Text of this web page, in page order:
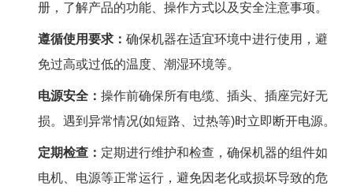
册，了解产品的功能、操作方式以及安全注意事项。
遵循使用要求： 确保机器在适宜环境中进行使用，避
免过高或过低的温度、潮湿环境等。
电源安全： 操作前确保所有电缆、插头、插座完好无
损。遇到异常情况(如短路、过热等)时立即断开电源。
定期检查： 定期进行维护和检查，确保机器的组件如
电机、电源等正常运行，避免因老化或损坏导致的危